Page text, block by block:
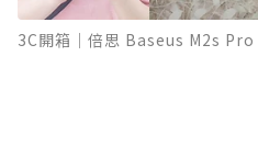
3C開箱｜倍思 Baseus M2s Pro